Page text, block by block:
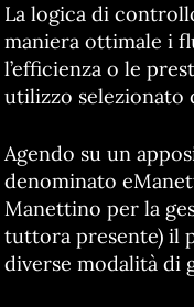
La logica di
maniera ottimale i
l’efficienza o le
utilizzo selezionato
Agendo su un
denominato
Manettino per la
tuttora presente) il
diverse modalità di